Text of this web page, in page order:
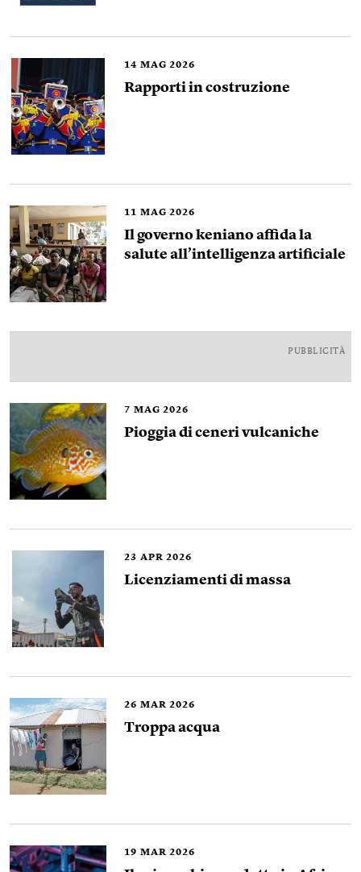
14 MAG 2026
Rapporti in costruzione
11 MAG 2026
Il governo keniano affida la
salute all’intelligenza artificiale
PUBBLICITÀ
7 MAG 2026
Pioggia di ceneri vulcaniche
23 APR 2026
Licenziamenti di massa
26 MAR 2026
Troppa acqua
19 MAR 2026